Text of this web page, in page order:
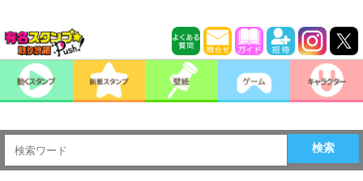
検索